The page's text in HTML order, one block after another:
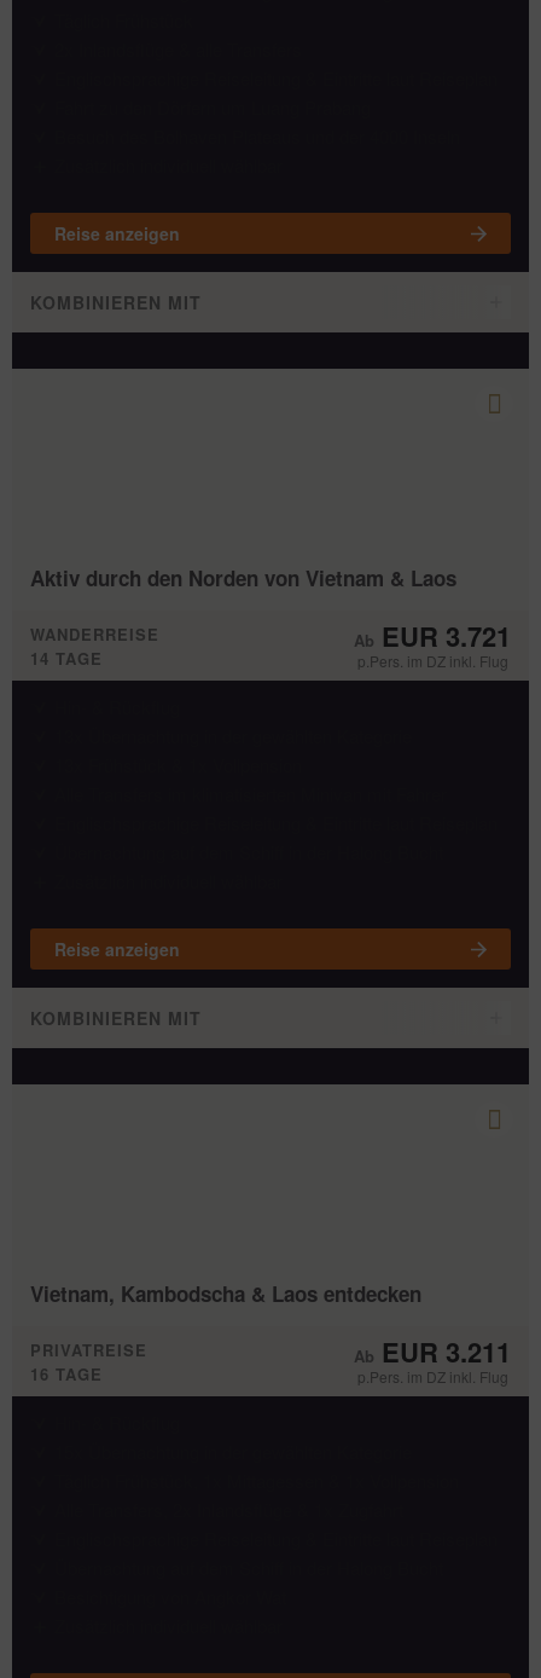
Reise anzeigen
KOMBINIEREN MIT
Aktiv durch den Norden von Vietnam & Laos
WANDERREISE
14 TAGE
EUR 3.721
p.Pers. im DZ inkl. Flug
Reise anzeigen
KOMBINIEREN MIT
Vietnam, Kambodscha & Laos entdecken
PRIVATREISE
16 TAGE
EUR 3.211
p.Pers. im DZ inkl. Flug